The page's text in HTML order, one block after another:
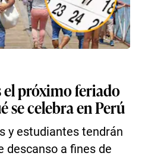
el próximo feriado
se celebra en Perú
y estudiantes tendrán
descanso a fines de